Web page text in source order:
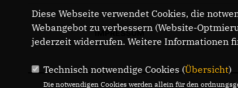
IMPRESSUM
Diese Webseite verwendet Cookies, die
Webangebot zu verbessern (Website-
jederzeit widerrufen. Weitere Informationen
Technisch notwendige Cookies (Übersicht)
Die notwendigen Cookies werden allein für den